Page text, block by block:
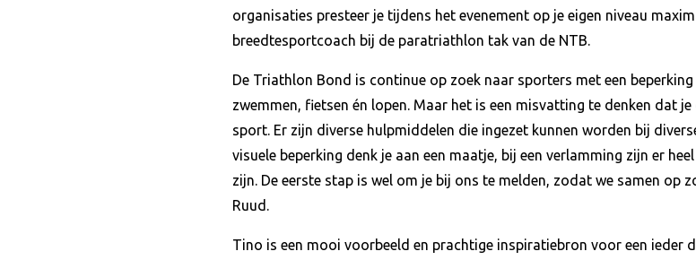
organisaties presteer je tijdens het evenement op je eigen niveau
breedtesportcoach bij de paratriathlon tak van de NTB.
De Triathlon Bond is continue op zoek naar sporters met een
zwemmen, fietsen én lopen. Maar het is een misvatting te denken dat
sport. Er zijn diverse hulpmiddelen die ingezet kunnen worden bij
visuele beperking denk je aan een maatje, bij een verlamming zijn er
zijn. De eerste stap is wel om je bij ons te melden, zodat we samen op
Ruud.
Tino is een mooi voorbeeld en prachtige inspiratiebron voor een ieder